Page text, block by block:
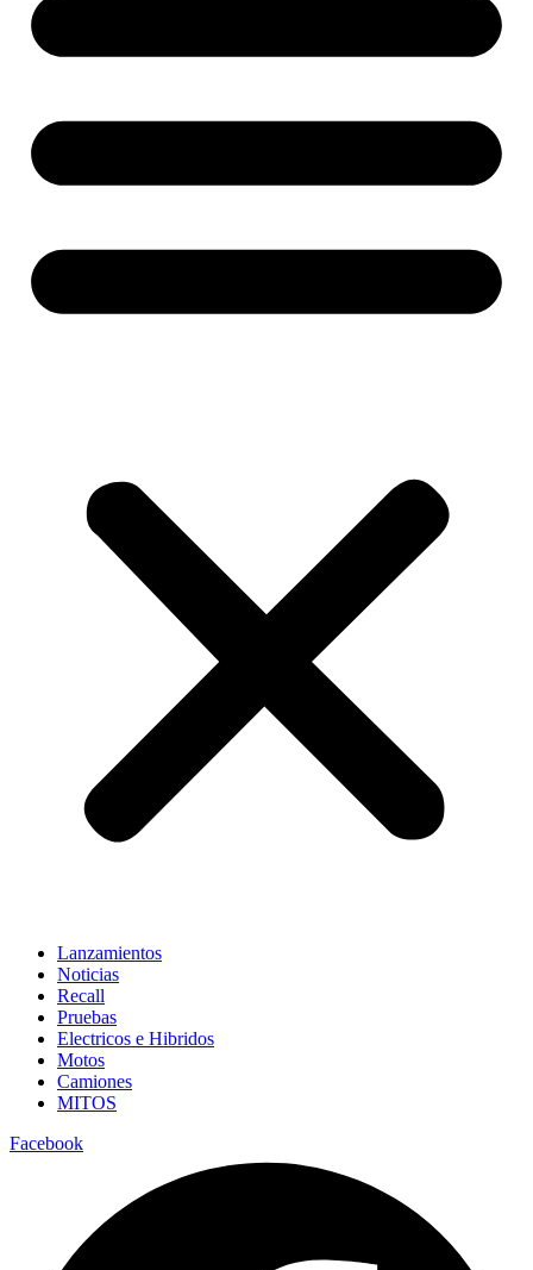
Lanzamientos
Noticias
Recall
Pruebas
Electricos e Hibridos
Motos
Camiones
MITOS
Facebook